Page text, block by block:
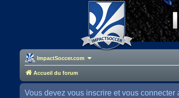
ImpactSoccer.com
Accueil du forum
Vous devez vous inscrire et vous